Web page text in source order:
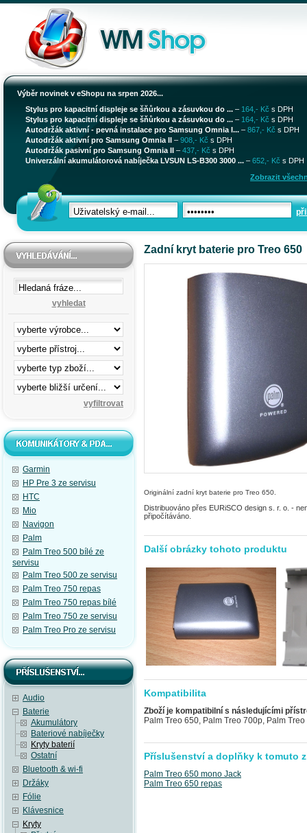
Výběr novinek v eShopu na srpen 2026...
Stylus pro kapacitní displeje se šňůrkou a zásuvkou do ... – 164,- Kč s DPH
Stylus pro kapacitní displeje se šňůrkou a zásuvkou do ... – 164,- Kč s DPH
Autodržák aktivní - pevná instalace pro Samsung Omnia I... – 867,- Kč s DPH
Autodržák aktivní pro Samsung Omnia II – 908,- Kč s DPH
Autodržák pasivní pro Samsung Omnia II – 437,- Kč s DPH
Univerzální akumulátorová nabíječka LVSUN LS-B300 3000 ... – 652,- Kč s DPH
Zobrazit
vyhledat
Garmin
HP Pre 3 ze servisu
HTC
Mio
Navigon
Palm
Palm Treo 500 bílé ze
servisu
Palm Treo 500 ze servisu
Palm Treo 750 repas
Palm Treo 750 repas bílé
Palm Treo 750 ze servisu
Palm Treo Pro ze servisu
Audio
Baterie
Akumulátory
Bateriové nabíječky
Kryty baterií
Ostatní
Bluetooth & wi-fi
Držáky
Fólie
Klávesnice
Kryty
Zadní kryt baterie pro Treo 650
Originální zadní kryt baterie pro Treo 650.
Distribuováno přes EURiSCO design s. r. o. -
připočítáváno.
Další obrázky tohoto produktu
Kompatibilita
Zboží je kompatibilní s následujícími
Palm Treo 650, Palm Treo 700p, Palm
Příslušenství a doplňky k tomuto
Palm Treo 650 mono Jack
Palm Treo 650 repas